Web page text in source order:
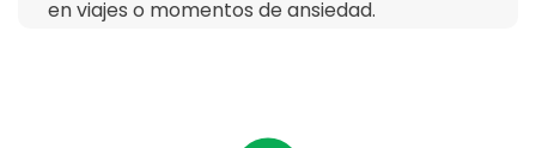
en viajes o momentos de ansiedad.